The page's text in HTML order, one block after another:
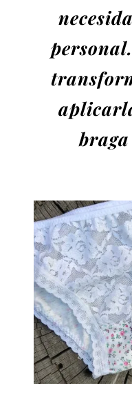
personal.